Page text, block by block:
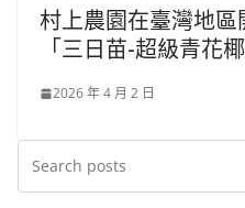
村上農園在臺灣地區
「三日苗-超級青花
2026 年 4 月 2 日